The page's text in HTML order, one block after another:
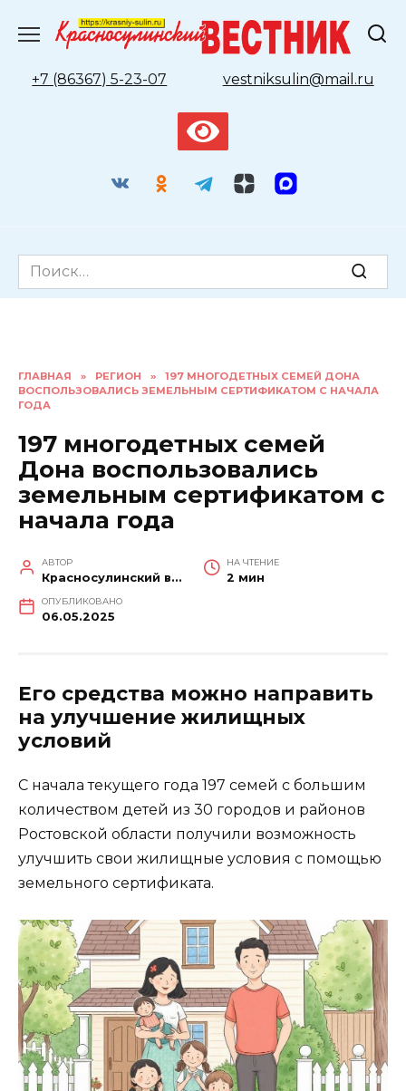
содержанию
+7 (86367) 5-23-07
vestniksulin@mail.ru
Search
for:
ГЛАВНАЯ » РЕГИОН »
197 МНОГОДЕТНЫХ СЕМЕЙ ДОНА
ВОСПОЛЬЗОВАЛИСЬ ЗЕМЕЛЬНЫМ СЕРТИФИКАТОМ С НАЧАЛА
ГОДА
197 многодетных семей
Дона воспользовались
земельным сертификатом с
начала года
АВТОР
Красносулинский вестник
НА ЧТЕНИЕ
2 мин
ОПУБЛИКОВАНО
06.05.2025
Его средства можно направить
на улучшение жилищных
условий
С начала текущего года 197 семей с большим
количеством детей из 30 городов и районов
Ростовской области получили возможность
улучшить свои жилищные условия с помощью
земельного сертификата.